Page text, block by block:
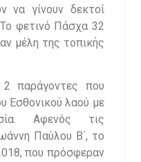
να γίνουν δεκτοί
φετινό Πάσχα 32
μέλη της τοπικής
παράγοντες που
Εσθονικού λαού με
Αφενός τις
Παύλου Β΄, το
που πρόσφεραν